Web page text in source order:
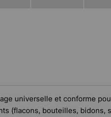
universelle et conforme
(flacons, bouteilles, bidons,